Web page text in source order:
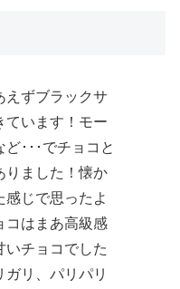
えずブラックサ
ています！モー
･･･でチョコと
りました！懐か
感じで思ったよ
コはまあ高級感
いチョコでした
リ、パリパリ